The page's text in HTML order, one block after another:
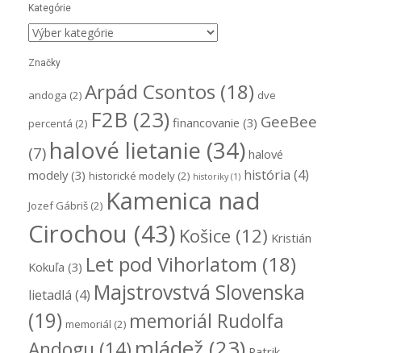
Kategórie
Kategórie
Značky
andoga (2) Arpád Csontos (18) dve
percentá (2) F2B (23) financovanie (3) GeeBee
(7) halové lietanie (34) halové
modely(3) historické modely (2) historiky(1) história (4)
Jozef Gábriš (2) Kamenica nad
Cirochou (43) Košice (12) Kristián
Kokuľa (3) Let pod Vihorlatom (18)
lietadlá (4) Majstrovstvá Slovenska
(19) memoriál (2) memoriál Rudolfa